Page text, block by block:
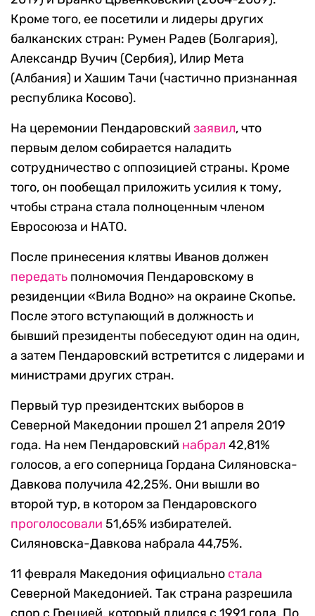
Кроме того, ее посетили и лидеры других
балканских стран: Румен Радев (Болгария),
Александр Вучич (Сербия), Илир Мета
(Албания) и Хашим Тачи (частично признанная
республика Косово).
На церемонии Пендаровский заявил, что
первым делом собирается наладить
сотрудничество с оппозицией страны. Кроме
того, он пообещал приложить усилия к тому,
чтобы страна стала полноценным членом
Евросоюза и НАТО.
После принесения клятвы Иванов должен
передать полномочия Пендаровскому в
резиденции «Вила Водно» на окраине Скопье.
После этого вступающий в должность и
бывший президенты побеседуют один на один,
а затем Пендаровский встретится с лидерами и
министрами других стран.
Первый тур президентских выборов в
Северной Македонии прошел 21 апреля 2019
года. На нем Пендаровский набрал 42,81%
голосов, а его соперница Гордана Силяновска-
Давкова получила 42,25%. Они вышли во
второй тур, в котором за Пендаровского
проголосовали 51,65% избирателей.
Силяновска-Давкова набрала 44,75%.
11 февраля Македония официально стала
Северной Македонией. Так страна разрешила